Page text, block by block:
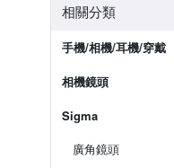
相關分類
手機/相機/耳機/穿戴
相機鏡頭
Sigma
廣角鏡頭